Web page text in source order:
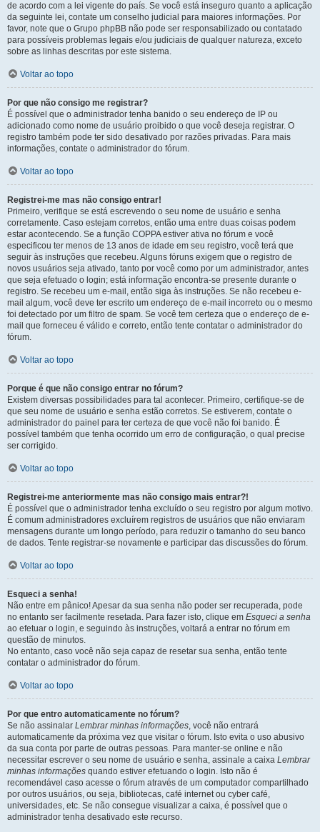
de acordo com a lei vigente do país. Se você está inseguro quanto a aplicação
da seguinte lei, contate um conselho judicial para maiores informações. Por
favor, note que o Grupo phpBB não pode ser responsabilizado ou contatado
para possíveis problemas legais e/ou judiciais de qualquer natureza, exceto
sobre as linhas descritas por este sistema.
Voltar ao topo
Por que não consigo me registrar?
É possível que o administrador tenha banido o seu endereço de IP ou
adicionado como nome de usuário proibido o que você deseja registrar. O
registro também pode ter sido desativado por razões privadas. Para mais
informações, contate o administrador do fórum.
Voltar ao topo
Registrei-me mas não consigo entrar!
Primeiro, verifique se está escrevendo o seu nome de usuário e senha
corretamente. Caso estejam corretos, então uma entre duas coisas podem
estar acontecendo. Se a função COPPA estiver ativa no fórum e você
especificou ter menos de 13 anos de idade em seu registro, você terá que
seguir às instruções que recebeu. Alguns fóruns exigem que o registro de
novos usuários seja ativado, tanto por você como por um administrador, antes
que seja efetuado o login; está informação encontra-se presente durante o
registro. Se recebeu um e-mail, então siga às instruções. Se não recebeu e-
mail algum, você deve ter escrito um endereço de e-mail incorreto ou o mesmo
foi detectado por um filtro de spam. Se você tem certeza que o endereço de e-
mail que forneceu é válido e correto, então tente contatar o administrador do
fórum.
Voltar ao topo
Porque é que não consigo entrar no fórum?
Existem diversas possibilidades para tal acontecer. Primeiro, certifique-se de
que seu nome de usuário e senha estão corretos. Se estiverem, contate o
administrador do painel para ter certeza de que você não foi banido. É
possível também que tenha ocorrido um erro de configuração, o qual precise
ser corrigido.
Voltar ao topo
Registrei-me anteriormente mas não consigo mais entrar?!
É possível que o administrador tenha excluído o seu registro por algum motivo.
É comum administradores excluírem registros de usuários que não enviaram
mensagens durante um longo período, para reduzir o tamanho do seu banco
de dados. Tente registrar-se novamente e participar das discussões do fórum.
Voltar ao topo
Esqueci a senha!
Não entre em pânico! Apesar da sua senha não poder ser recuperada, pode
no entanto ser facilmente resetada. Para fazer isto, clique em Esqueci a senha
ao efetuar o login, e seguindo às instruções, voltará a entrar no fórum em
questão de minutos.
No entanto, caso você não seja capaz de resetar sua senha, então tente
contatar o administrador do fórum.
Voltar ao topo
Por que entro automaticamente no fórum?
Se não assinalar Lembrar minhas informações, você não entrará
automaticamente da próxima vez que visitar o fórum. Isto evita o uso abusivo
da sua conta por parte de outras pessoas. Para manter-se online e não
necessitar escrever o seu nome de usuário e senha, assinale a caixa Lembrar
minhas informações quando estiver efetuando o login. Isto não é
recomendável caso acesse o fórum através de um computador compartilhado
por outros usuários, ou seja, bibliotecas, café internet ou cyber café,
universidades, etc. Se não consegue visualizar a caixa, é possível que o
administrador tenha desativado este recurso.